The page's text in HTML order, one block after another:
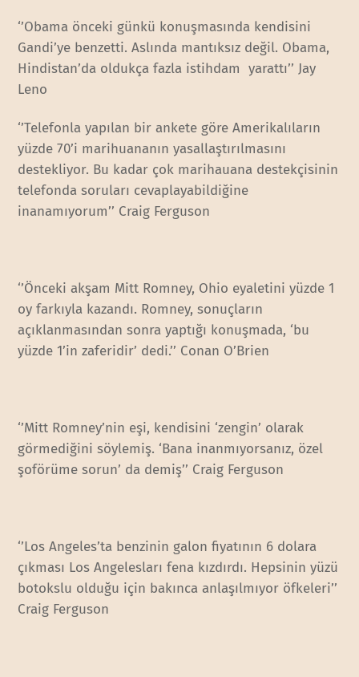
‘’Obama önceki günkü konuşmasında kendisini
Gandi’ye benzetti. Aslında mantıksız değil. Obama,
Hindistan’da oldukça fazla istihdam yarattı’’ Jay
Leno
‘’Telefonla yapılan bir ankete göre Amerikalıların
yüzde 70’i marihuananın yasallaştırılmasını
destekliyor. Bu kadar çok marihauana destekçisinin
telefonda soruları cevaplayabildiğine
inanamıyorum’’ Craig Ferguson
‘’Önceki akşam Mitt Romney, Ohio eyaletini yüzde 1
oy farkıyla kazandı. Romney, sonuçların
açıklanmasından sonra yaptığı konuşmada, ‘bu
yüzde 1’in zaferidir’ dedi.’’ Conan O’Brien
‘’Mitt Romney’nin eşi, kendisini ‘zengin’ olarak
görmediğini söylemiş. ‘Bana inanmıyorsanız, özel
şoförüme sorun’ da demiş’’ Craig Ferguson
‘’Los Angeles’ta benzinin galon fiyatının 6 dolara
çıkması Los Angelesları fena kızdırdı. Hepsinin yüzü
botokslu olduğu için bakınca anlaşılmıyor öfkeleri’’
Craig Ferguson